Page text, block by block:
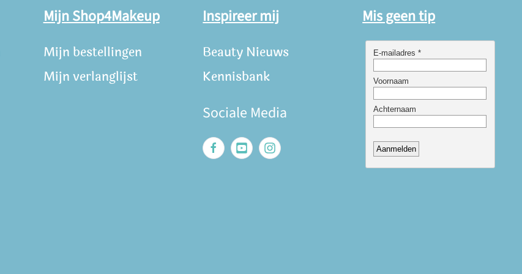
Mijn Shop4Makeup
Mijn bestellingen
Mijn verlanglijst
Inspireer mij
Beauty Nieuws
Kennisbank
Sociale Media
Mis geen tip